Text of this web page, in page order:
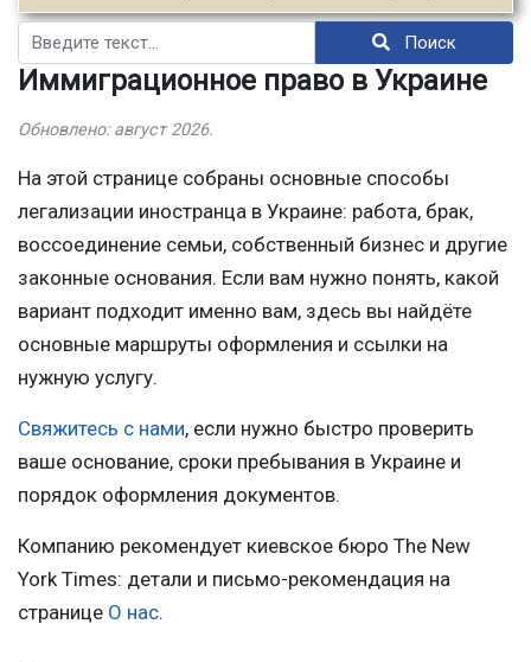
Поиск Поиск
Иммиграционное право в Украине
Обновлено: август 2026.
На этой странице собраны основные способы
легализации иностранца в Украине: работа, брак,
воссоединение семьи, собственный бизнес и другие
законные основания. Если вам нужно понять, какой
вариант подходит именно вам, здесь вы найдёте
основные маршруты оформления и ссылки на
нужную услугу.
Свяжитесь с нами, если нужно быстро проверить
ваше основание, сроки пребывания в Украине и
порядок оформления документов.
Компанию рекомендует киевское бюро The New
York Times: детали и письмо-рекомендация на
странице О нас.